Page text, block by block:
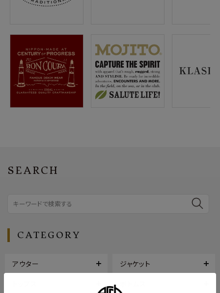
お問い合わせ
ACCOUNT MENU
ようこそ ゲスト 様
meeting_room ログイン 会員登録
SEARCH
CATEGORY
アウター ジャケット